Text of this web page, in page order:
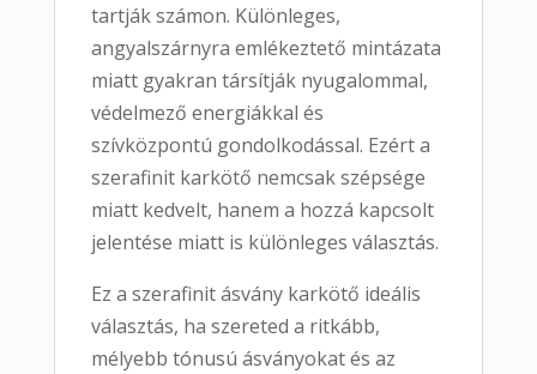
tartják számon. Különleges,
angyalszárnyra emlékeztető mintázata
miatt gyakran társítják nyugalommal,
védelmező energiákkal és
szívközpontú gondolkodással. Ezért a
szerafinit karkötő nemcsak szépsége
miatt kedvelt, hanem a hozzá kapcsolt
jelentése miatt is különleges választás.
Ez a szerafinit ásvány karkötő ideális
választás, ha szereted a ritkább,
mélyebb tónusú ásványokat és az